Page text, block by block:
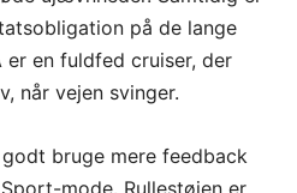
på de lange
en fuldfed cruiser, der
når vejen svinger.
bruge mere feedback